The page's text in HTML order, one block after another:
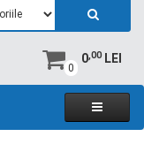
0
0,00LEI